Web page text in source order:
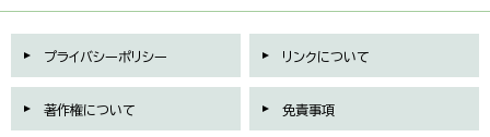
プライバシーポリシー リンクについて
著作権について 免責事項